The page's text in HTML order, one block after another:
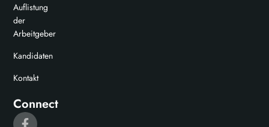
Auflistung
der
Arbeitgeber
Kandidaten
Kontakt
Connect